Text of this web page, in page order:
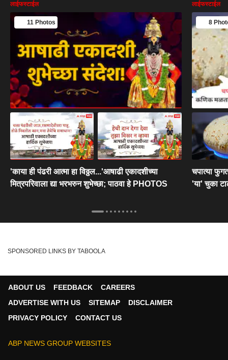
लाईफस्टाईल
11 Photos
'काया ही पंढरी आत्मा हा विठ्ठल...'आषाढी एकादशीच्या
मित्रपरिवाला द्या भरभरुन शुभेच्छा; पाठवा हे PHOTOS
लाईफस्टाईल
8
चपात्या
'या' चुका
SPONSORED LINKS BY TABOOLA
ABOUT US FEEDBACK
CAREERS
ADVERTISE WITH US
SITEMAP
DISCLAIMER
PRIVACY POLICY
CONTACT US
ABP NEWS GROUP WEBSITES